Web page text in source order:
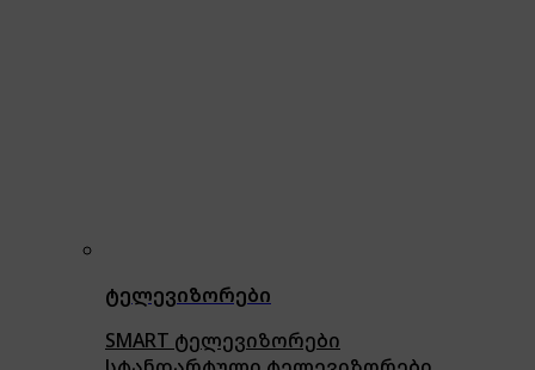
ტელევიზორები
SMART ტელევიზორები